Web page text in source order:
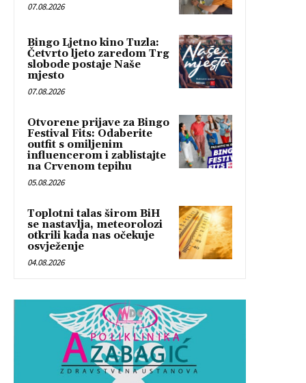
07.08.2026
Bingo Ljetno kino Tuzla:
Četvrto ljeto zaredom Trg
slobode postaje Naše
mjesto
07.08.2026
Otvorene prijave za Bingo
Festival Fits: Odaberite
outfit s omiljenim
influencerom i zablistajte
na Crvenom tepihu
05.08.2026
Toplotni talas širom BiH
se nastavlja, meteorolozi
otkrili kada nas očekuje
osvježenje
04.08.2026